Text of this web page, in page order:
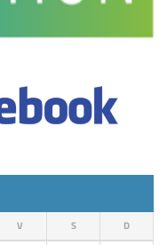
V S D